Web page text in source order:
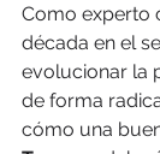
Como experto
década en el
evolucionar la
de forma
cómo una